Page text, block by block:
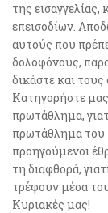
της εισαγγελίας,
επεισοδίων.
αυτούς που
δολοφόνους,
δικάστε και
Κατηγορήστε
πρωτάθλημα,
πρωτάθλημα του
προηγούμενοι
τη διαφθορά,
τρέφουν μέσα
Κυριακές μας!